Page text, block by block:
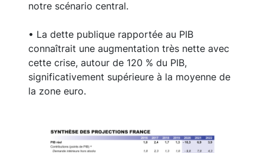
notre scénario central.
• La dette publique rapportée au PIB
connaîtrait une augmentation très nette avec
cette crise, autour de 120 % du PIB,
significativement supérieure à la moyenne de
la zone euro.